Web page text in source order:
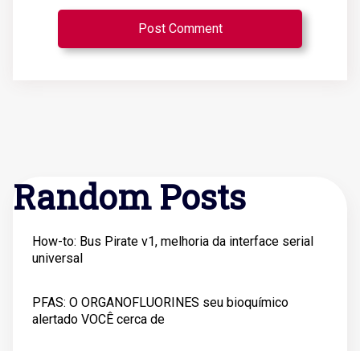
Random Posts
How-to: Bus Pirate v1, melhoria da interface serial
universal
PFAS: O ORGANOFLUORINES seu bioquímico
alertado VOCÊ cerca de